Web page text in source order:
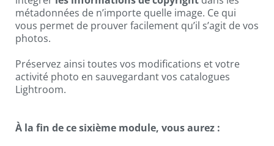
métadonnées de n’importe quelle image. Ce qui
vous permet de prouver facilement qu’il s’agit de vos
photos.
Préservez ainsi toutes vos modifications et votre
activité photo en sauvegardant vos catalogues
Lightroom.
À la fin de ce sixième module, vous aurez :